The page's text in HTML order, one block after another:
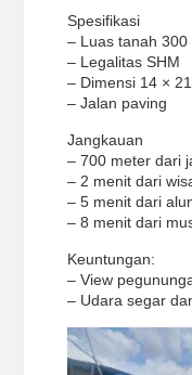
Spesifikasi
– Luas tanah 300
– Legalitas SHM
– Dimensi 14 ×
– Jalan paving
Jangkauan
– 700 meter dari
– 2 menit dari
– 5 menit dari
– 8 menit dari
Keuntungan:
– View
– Udara segar